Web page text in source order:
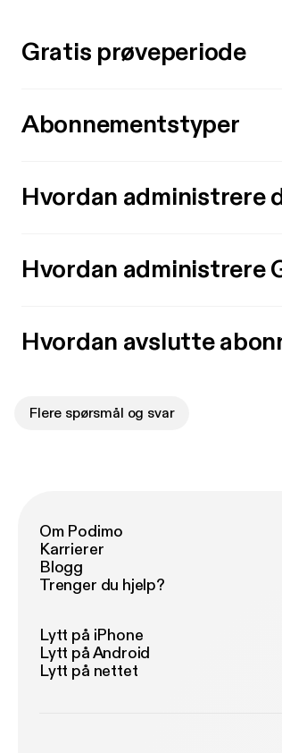
Gratis prøveperiode
Abonnementstyper
Hvordan administrere
Hvordan administrere
Hvordan avslutte
Flere spørsmål og svar
Om Podimo
Karrierer
Blogg
Trenger du hjelp?
Lytt på iPhone
Lytt på Android
Lytt på nettet